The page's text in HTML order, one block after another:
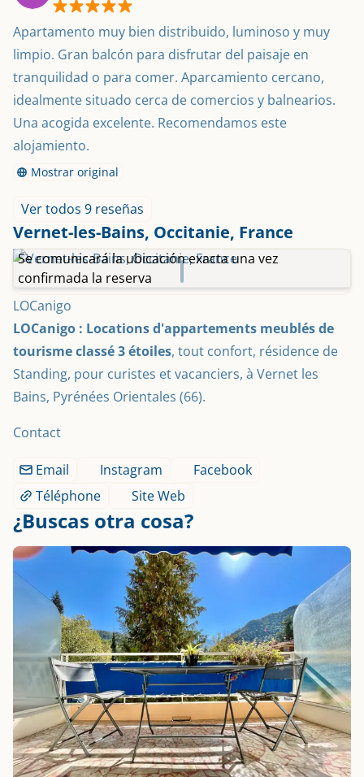
Apartamento muy bien distribuido, luminoso y muy
limpio. Gran balcón para disfrutar del paisaje en
tranquilidad o para comer. Aparcamiento cercano,
idealmente situado cerca de comercios y balnearios.
Una acogida excelente. Recomendamos este
alojamiento.
Mostrar original
Ver todos 9 reseñas
Vernet-les-Bains, Occitanie, France
Se comunicará la ubicación exacta una vez
confirmada la reserva
LOCanigo
LOCanigo : Locations d'appartements meublés de
tourisme classé 3 étoiles, tout confort, résidence de
Standing, pour curistes et vacanciers, à Vernet les
Bains, Pyrénées Orientales (66).
Contact
Email Instagram
Facebook
Téléphone
Site Web
¿Buscas otra cosa?